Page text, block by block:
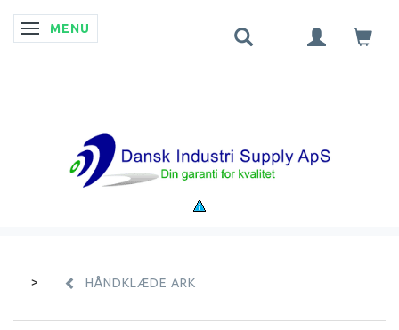
SKIFTE NAVIGATION
MENU
HÅNDKLÆDE ARK